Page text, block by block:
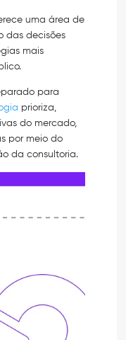
uma área de
das decisões
mais
para
prioriza,
do mercado,
por meio do
da consultoria.